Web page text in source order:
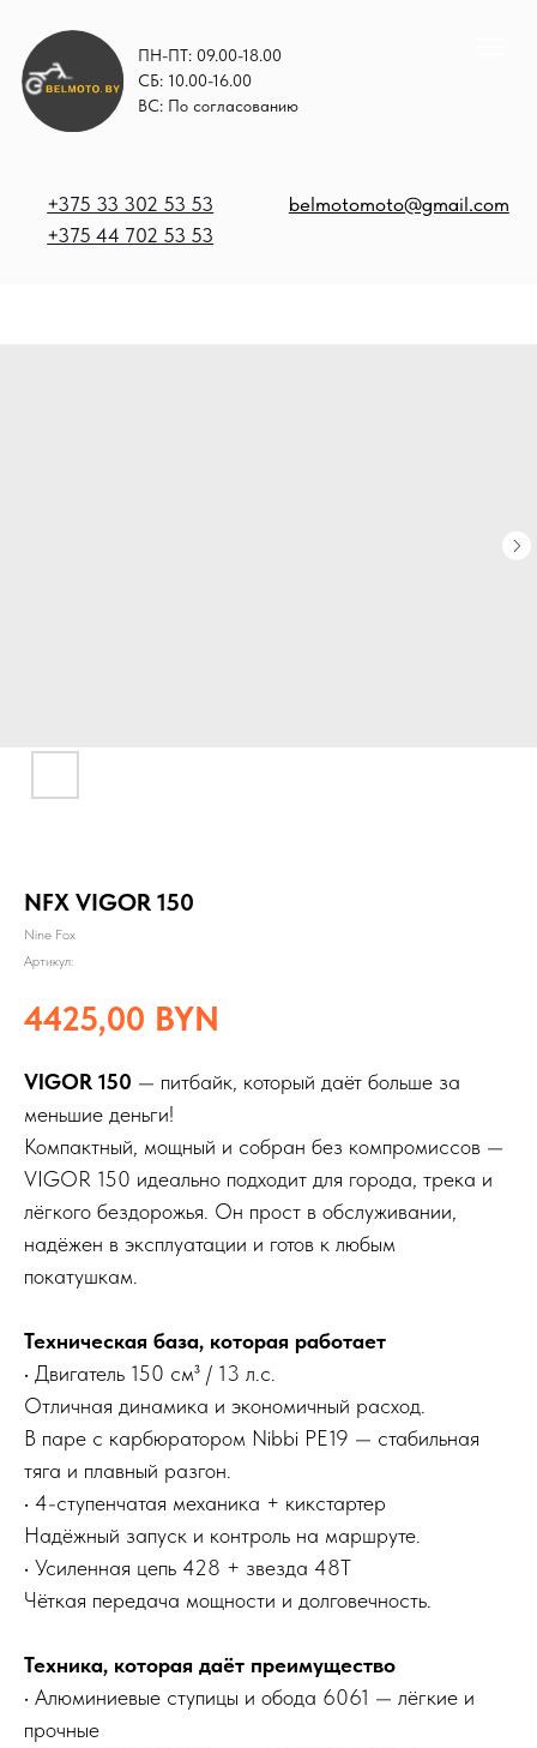
ПН-ПТ: 09.00-18.00
СБ: 10.00-16.00
ВС: По согласованию
NFX VIGOR 150
Nine Fox
Артикул:
4425,00 BYN
VIGOR 150 — питбайк, который даёт больше за
меньшие деньги!
Компактный, мощный и собран без компромиссов —
VIGOR 150 идеально подходит для города, трека и
лёгкого бездорожья. Он прост в обслуживании,
надёжен в эксплуатации и готов к любым
покатушкам.
Техническая база, которая работает
• Двигатель 150 см³ / 13 л.с.
Отличная динамика и экономичный расход.
В паре с карбюратором Nibbi PE19 — стабильная
тяга и плавный разгон.
• 4-ступенчатая механика + кикстартер
Надёжный запуск и контроль на маршруте.
• Усиленная цепь 428 + звезда 48T
Чёткая передача мощности и долговечность.
Техника, которая даёт преимущество
• Алюминиевые ступицы и обода 6061 — лёгкие и
прочные